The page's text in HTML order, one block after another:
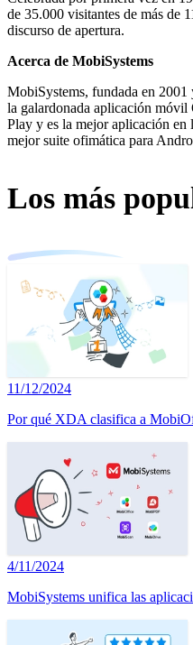
de 35.000 visitantes de más de
discurso de apertura.
Acerca de MobiSystems
MobiSystems, fundada en 2001
la galardonada aplicación móvil
Play y es la mejor aplicación
mejor suite ofimática para
Los más
11/12/2024
Por qué XDA clasifica a
4/11/2024
MobiSystems unifica las